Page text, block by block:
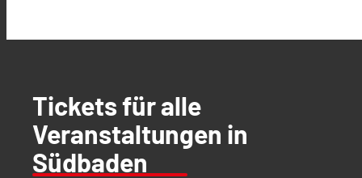
Tickets für alle
Veranstaltungen in
Südbaden